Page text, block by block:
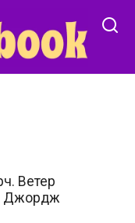
Ветер
Джордж